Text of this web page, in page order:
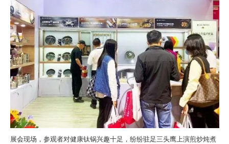
展会现场，参观者对健康钛锅兴趣十足，纷纷驻足三头鹰上演煎炒炖煮